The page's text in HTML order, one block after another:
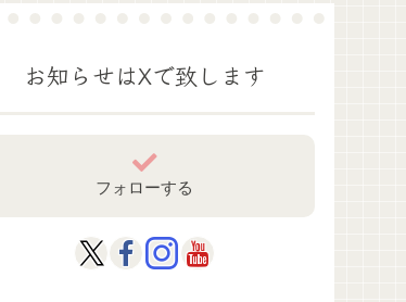
お知らせはXで致します
フォローする